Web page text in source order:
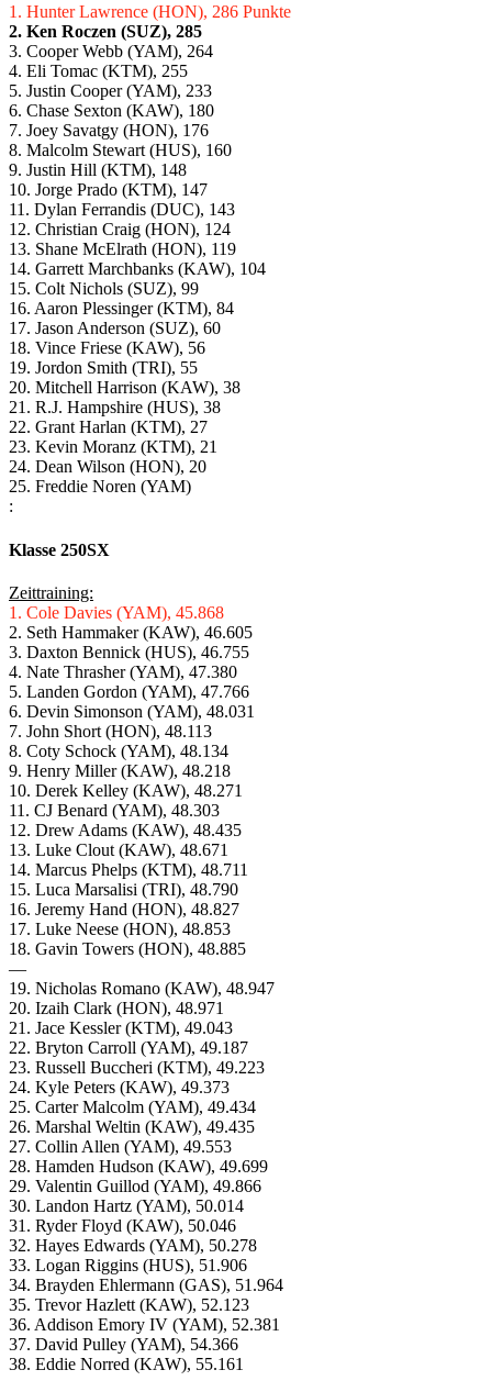
1. Hunter Lawrence (HON), 286 Punkte
2. Ken Roczen (SUZ), 285
3. Cooper Webb (YAM), 264
4. Eli Tomac (KTM), 255
5. Justin Cooper (YAM), 233
6. Chase Sexton (KAW), 180
7. Joey Savatgy (HON), 176
8. Malcolm Stewart (HUS), 160
9. Justin Hill (KTM), 148
10. Jorge Prado (KTM), 147
11. Dylan Ferrandis (DUC), 143
12. Christian Craig (HON), 124
13. Shane McElrath (HON), 119
14. Garrett Marchbanks (KAW), 104
15. Colt Nichols (SUZ), 99
16. Aaron Plessinger (KTM), 84
17. Jason Anderson (SUZ), 60
18. Vince Friese (KAW), 56
19. Jordon Smith (TRI), 55
20. Mitchell Harrison (KAW), 38
21. R.J. Hampshire (HUS), 38
22. Grant Harlan (KTM), 27
23. Kevin Moranz (KTM), 21
24. Dean Wilson (HON), 20
25. Freddie Noren (YAM)
:
Klasse 250SX
Zeittraining:
1. Cole Davies (YAM), 45.868
2. Seth Hammaker (KAW), 46.605
3. Daxton Bennick (HUS), 46.755
4. Nate Thrasher (YAM), 47.380
5. Landen Gordon (YAM), 47.766
6. Devin Simonson (YAM), 48.031
7. John Short (HON), 48.113
8. Coty Schock (YAM), 48.134
9. Henry Miller (KAW), 48.218
10. Derek Kelley (KAW), 48.271
11. CJ Benard (YAM), 48.303
12. Drew Adams (KAW), 48.435
13. Luke Clout (KAW), 48.671
14. Marcus Phelps (KTM), 48.711
15. Luca Marsalisi (TRI), 48.790
16. Jeremy Hand (HON), 48.827
17. Luke Neese (HON), 48.853
18. Gavin Towers (HON), 48.885
—
19. Nicholas Romano (KAW), 48.947
20. Izaih Clark (HON), 48.971
21. Jace Kessler (KTM), 49.043
22. Bryton Carroll (YAM), 49.187
23. Russell Buccheri (KTM), 49.223
24. Kyle Peters (KAW), 49.373
25. Carter Malcolm (YAM), 49.434
26. Marshal Weltin (KAW), 49.435
27. Collin Allen (YAM), 49.553
28. Hamden Hudson (KAW), 49.699
29. Valentin Guillod (YAM), 49.866
30. Landon Hartz (YAM), 50.014
31. Ryder Floyd (KAW), 50.046
32. Hayes Edwards (YAM), 50.278
33. Logan Riggins (HUS), 51.906
34. Brayden Ehlermann (GAS), 51.964
35. Trevor Hazlett (KAW), 52.123
36. Addison Emory IV (YAM), 52.381
37. David Pulley (YAM), 54.366
38. Eddie Norred (KAW), 55.161